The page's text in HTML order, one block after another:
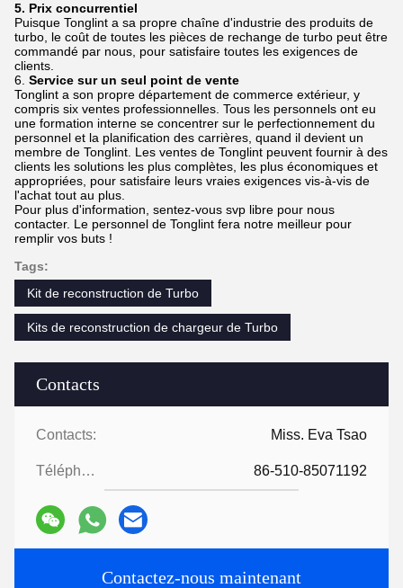
Contacts
Contacts: Miss. Eva Tsao
Téléphone: 86-510-85071192
Contactez-nous maintenant
5. Prix concurrentiel
Puisque Tonglint a sa propre chaîne d'industrie des produits de
turbo, le coût de toutes les pièces de rechange de turbo peut être
commandé par nous, pour satisfaire toutes les exigences de
clients.
6. Service sur un seul point de vente
Tonglint a son propre département de commerce extérieur, y
compris six ventes professionnelles. Tous les personnels ont eu
une formation interne se concentrer sur le perfectionnement du
personnel et la planification des carrières, quand il devient un
membre de Tonglint. Les ventes de Tonglint peuvent fournir à des
clients les solutions les plus complètes, les plus économiques et
appropriées, pour satisfaire leurs vraies exigences vis-à-vis de
l'achat tout au plus.
Pour plus d'information, sentez-vous svp libre pour nous
contacter. Le personnel de Tonglint fera notre meilleur pour
remplir vos buts !
Tags:
Kit de reconstruction de Turbo
Kits de reconstruction de chargeur de Turbo